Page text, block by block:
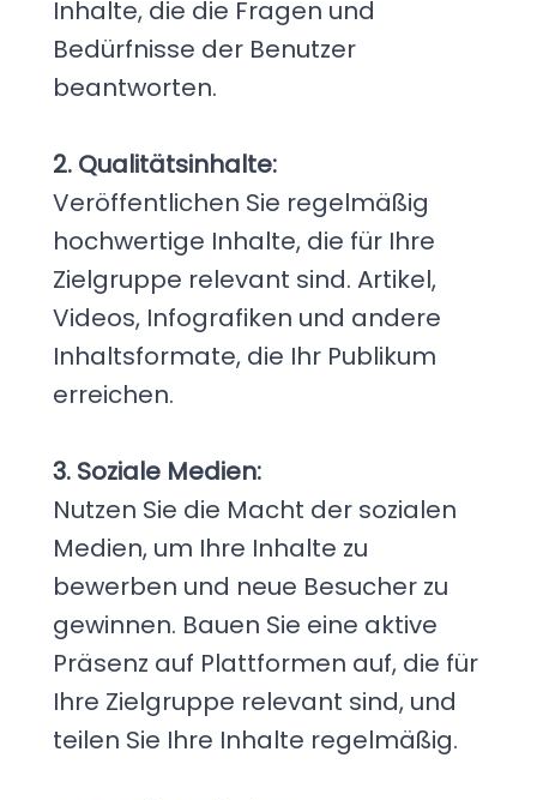
Inhalte, die die Fragen und
Bedürfnisse der Benutzer
beantworten.
2. Qualitätsinhalte:
Veröffentlichen Sie regelmäßig
hochwertige Inhalte, die für Ihre
Zielgruppe relevant sind. Artikel,
Videos, Infografiken und andere
Inhaltsformate, die Ihr Publikum
erreichen.
3. Soziale Medien:
Nutzen Sie die Macht der sozialen
Medien, um Ihre Inhalte zu
bewerben und neue Besucher zu
gewinnen. Bauen Sie eine aktive
Präsenz auf Plattformen auf, die für
Ihre Zielgruppe relevant sind, und
teilen Sie Ihre Inhalte regelmäßig.